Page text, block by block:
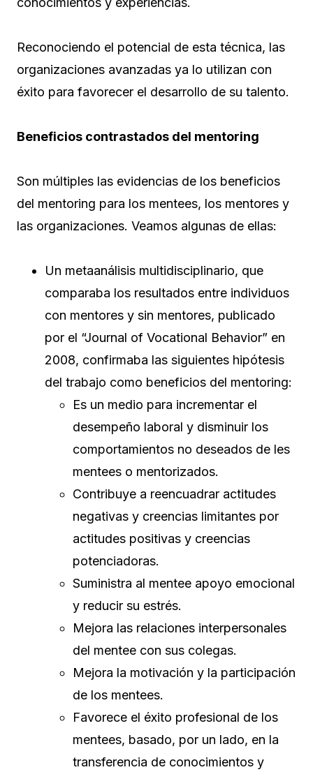
Reconociendo el potencial de esta técnica, las
organizaciones avanzadas ya lo utilizan con
éxito para favorecer el desarrollo de su talento.
Beneficios contrastados del mentoring
Son múltiples las evidencias de los beneficios
del mentoring para los mentees, los mentores y
las organizaciones. Veamos algunas de ellas:
Un metaanálisis multidisciplinario, que
comparaba los resultados entre individuos
con mentores y sin mentores, publicado
por el “Journal of Vocational Behavior” en
2008, confirmaba las siguientes hipótesis
del trabajo como beneficios del mentoring:
Es un medio para incrementar el
desempeño laboral y disminuir los
comportamientos no deseados de les
mentees o mentorizados.
Contribuye a reencuadrar actitudes
negativas y creencias limitantes por
actitudes positivas y creencias
potenciadoras.
Suministra al mentee apoyo emocional
y reducir su estrés.
Mejora las relaciones interpersonales
del mentee con sus colegas.
Mejora la motivación y la participación
de los mentees.
Favorece el éxito profesional de los
mentees, basado, por un lado, en la
transferencia de conocimientos y